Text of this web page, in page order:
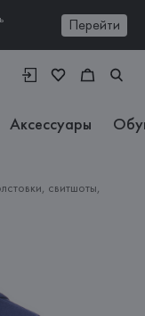
Перейти
Аксессуары
свитшоты,